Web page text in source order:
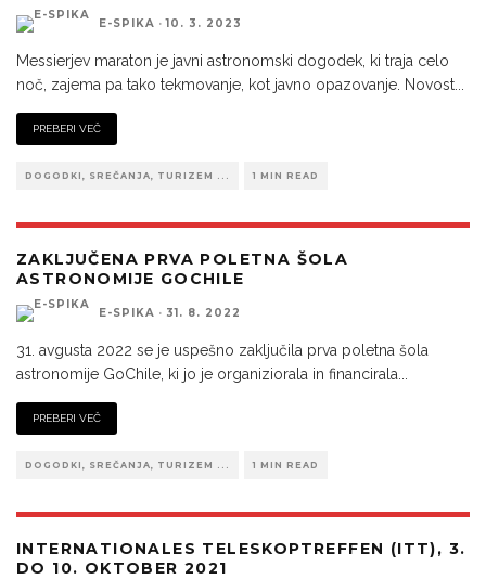
E-SPIKA · 10. 3. 2023
Messierjev maraton je javni astronomski dogodek, ki traja celo
noč, zajema pa tako tekmovanje, kot javno opazovanje. Novost
PREBERI VEČ
DOGODKI, SREČANJA, TURIZEM ... 1 MIN READ
ZAKLJUČENA PRVA POLETNA ŠOLA
ASTRONOMIJE GOCHILE
E-SPIKA · 31. 8. 2022
31. avgusta 2022 se je uspešno zaključila prva poletna šola
astronomije GoChile, ki jo je organiziorala in financirala
PREBERI VEČ
DOGODKI, SREČANJA, TURIZEM ... 1 MIN READ
INTERNATIONALES TELESKOPTREFFEN (ITT), 3.
DO 10. OKTOBER 2021